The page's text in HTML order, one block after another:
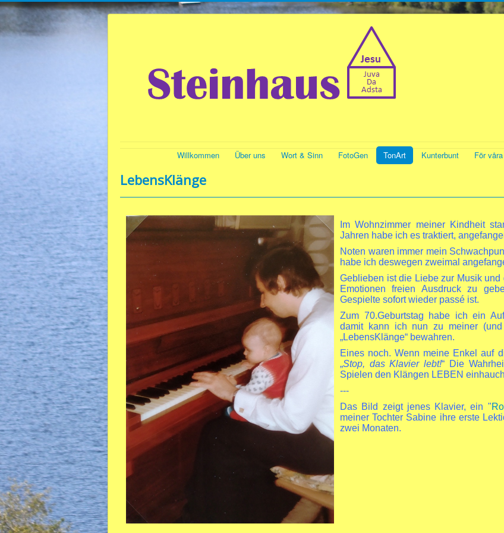
Willkommen Über uns Wort & Sinn FotoGen TonArt Kunterbunt För
LebensKlänge
Im Wohnzimmer meiner Kindheit
Jahren habe ich es traktiert,
Noten waren immer mein
habe ich deswegen zweimal
Geblieben ist die Liebe zur Musik
Emotionen freien Ausdruck zu
Gespielte sofort wieder passé ist.
Zum 70.Geburtstag habe ich ein
damit kann ich nun zu meiner
„LebensKlänge“ bewahren.
Eines noch. Wenn meine Enkel auf
„Stop, das Klavier lebt!“ Die
Spielen den Klängen LEBEN
---
Das Bild zeigt jenes Klavier, ein "
meiner Tochter Sabine ihre erste
zwei Monaten.